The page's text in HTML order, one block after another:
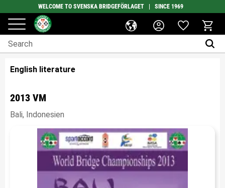
Menu
WELCOME TO SVENSKA BRIDGEFÖRLAGET | SINCE 1969
Favorites
Basket
English literature
2013 VM
Bali, Indonesien